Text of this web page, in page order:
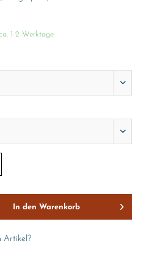
1-2 Werktage
In den Warenkorb
Artikel?